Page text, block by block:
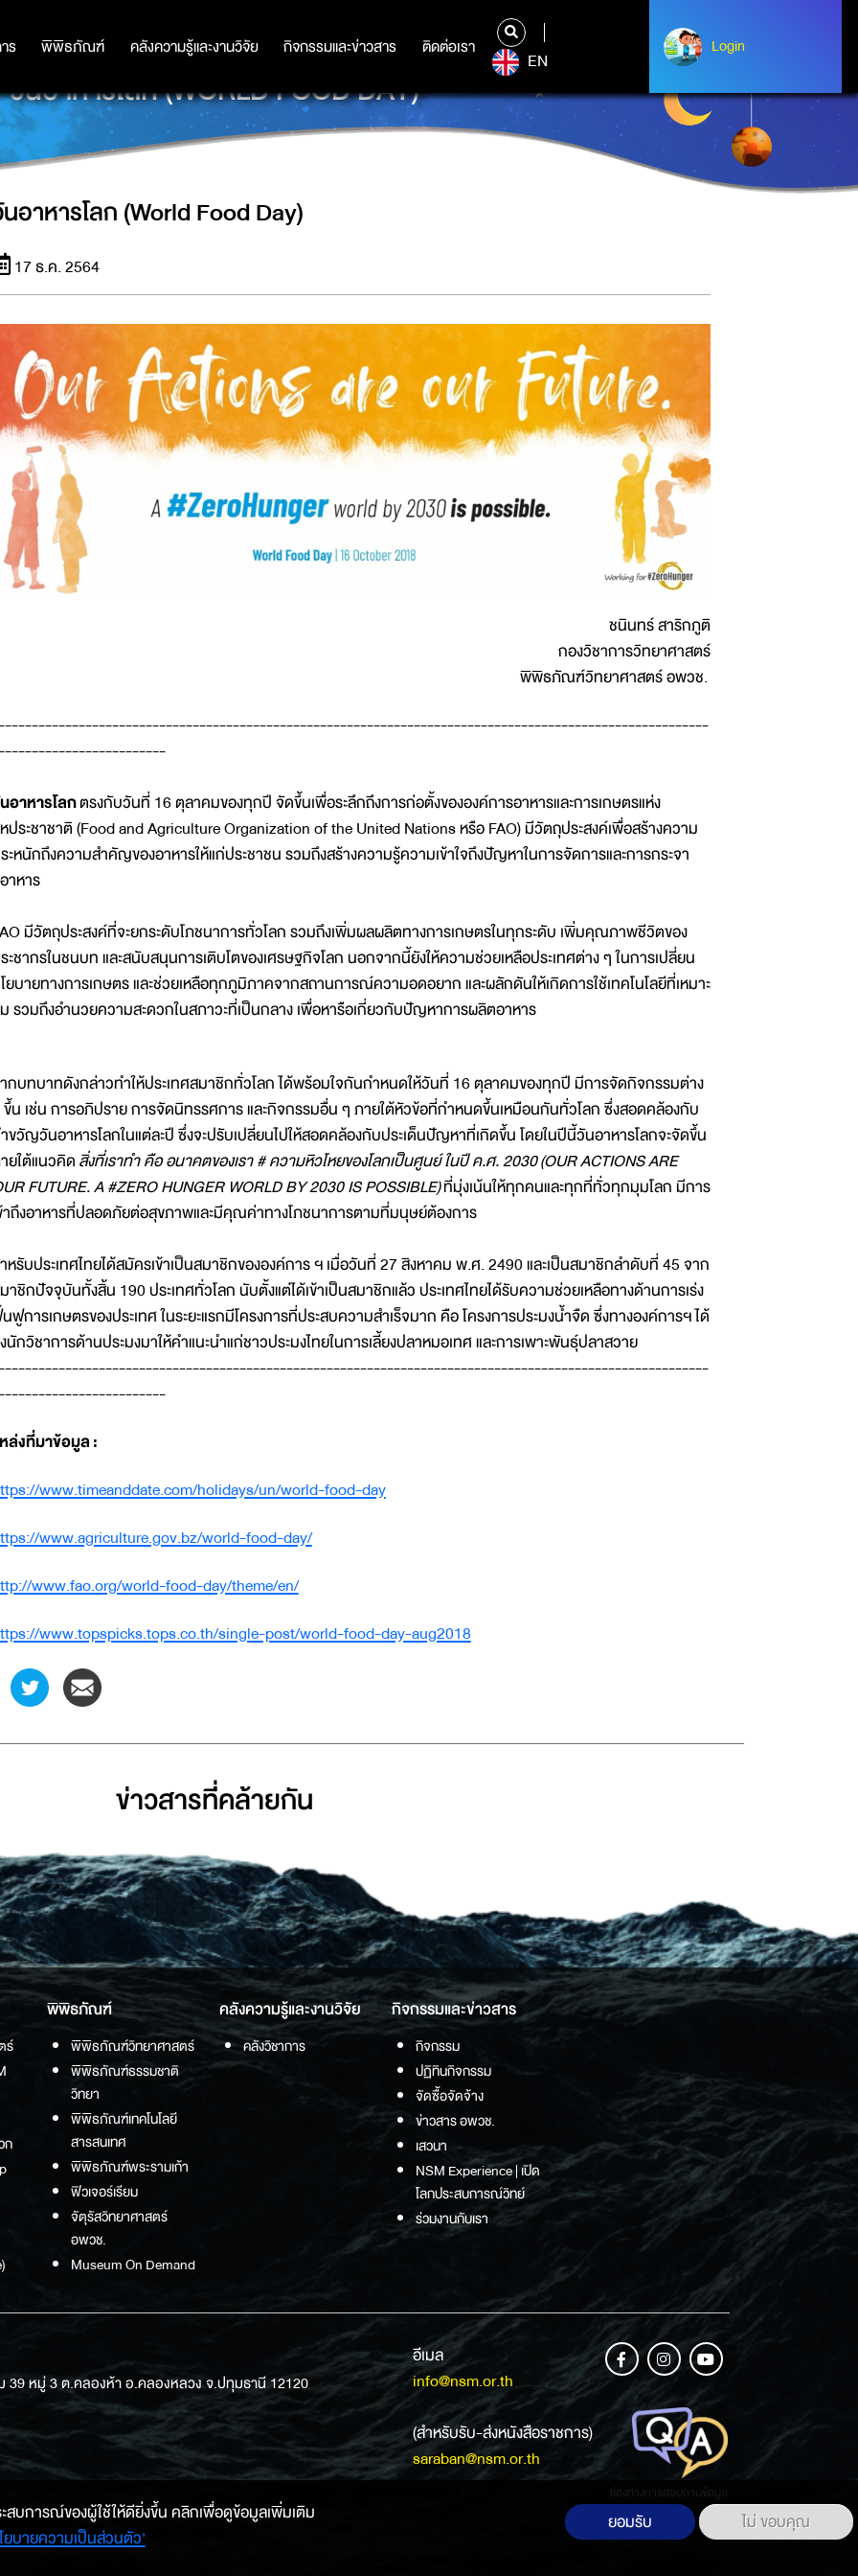
ร พิพิธภัณฑ์ คลังความรู้และงานวิจัย กิจกรรมและข่าวสาร ติดต่อเรา
ร พิพิธภัณฑ์ คลังความรู้และงานวิจัย กิจกรรมและข่าวสาร ติดต่อเรา
EN
Login
Login
วันอาหารโลก (WORLD FOOD DAY)
อาหารโลก (World Food Day)
17 ธ.ค. 2564
ชนินทร์ สาริกภูติ
กองวิชาการวิทยาศาสตร์
พิพิธภัณฑ์วิทยาศาสตร์ อพวช.
อาหารโลกตรงกับวันที่ 16 ตุลาคมของทุกปี จัดขึ้นเพื่อระลึกถึงการก่อตั้งขององค์การอาหารและการเกษตรแห่ง
ประชาชาติ (Food and Agriculture Organization of the United Nations หรือ FAO) มีวัตถุประสงค์เพื่อสร้างความ
ะหนักถึงความสำคัญของอาหารให้แก่ประชาชน รวมถึงสร้างความรู้ความเข้าใจถึงปัญหาในการจัดการและการกระจา
าหาร
มีวัตถุประสงค์ที่จะยกระดับโภชนาการทั่วโลก รวมถึงเพิ่มผลผลิตทางการเกษตรในทุกระดับ เพิ่มคุณภาพชีวิตของ
ะชากรในชนบท และสนับสนุนการเติบโตของเศรษฐกิจโลก นอกจากนี้ยังให้ความช่วยเหลือประเทศต่าง ๆ ในการเปลี่ยน
ยบายทางการเกษตร และช่วยเหลือทุกภูมิภาคจากสถานการณ์ความอดอยาก และผลักดันให้เกิดการใช้เทคโนโลยีที่เหมาะ
รวมถึงอำนวยความสะดวกในสภาวะที่เป็นกลาง เพื่อหารือเกี่ยวกับปัญหาการผลิตอาหาร
กบทบาทดังกล่าวทำให้ประเทศสมาชิกทั่วโลก ได้พร้อมใจกันกำหนดให้วันที่ 16 ตุลาคมของทุกปี มีการจัดกิจกรรมต่าง
น เช่น การอภิปราย การจัดนิทรรศการ และกิจกรรมอื่น ๆ ภายใต้หัวข้อที่กำหนดขึ้นเหมือนกันทั่วโลก ซึ่งสอดคล้องกับ
ขวัญวันอาหารโลกในแต่ละปี ซึ่งจะปรับเปลี่ยนไปให้สอดคล้องกับประเด็นปัญหาที่เกิดขึ้น โดยในปีนี้วันอาหารโลกจะจัดขึ้น
ยใต้แนวคิดสิ่งที่เราทำ คือ อนาคตของเรา # ความหิวโหยของโลกเป็นศูนย์ ในปี ค.ศ. 2030(OUR ACTIONS ARE
FUTURE. A #ZERO HUNGER WORLD BY 2030 IS POSSIBLE)ที่มุ่งเน้นให้ทุกคนและทุกที่ทั่วทุกมุมโลก มีการ
าถึงอาหารที่ปลอดภัยต่อสุขภาพและมีคุณค่าทางโภชนาการตามที่มนุษย์ต้องการ
หรับประเทศไทยได้สมัครเข้าเป็นสมาชิกขององค์การ ฯ เมื่อวันที่ 27 สิงหาคม พ.ศ. 2490 และเป็นสมาชิกลำดับที่ 45 จาก
าชิกปัจจุบันทั้งสิ้น 190 ประเทศทั่วโลก นับตั้งแต่ได้เข้าเป็นสมาชิกแล้ว ประเทศไทยได้รับความช่วยเหลือทางด้านการเร่ง
ฟูการเกษตรของประเทศ ในระยะแรกมีโครงการที่ประสบความสำเร็จมาก คือ โครงการประมงน้ำจืด ซึ่งทางองค์การฯ ได้
นักวิชาการด้านประมงมาให้คำแนะนำแก่ชาวประมงไทยในการเลี้ยงปลาหมอเทศ และการเพาะพันธุ์ปลาสวาย
ล่งที่มาข้อมูล:
www.timeanddate.com/holidays/un/world-food-day
www.agriculture.gov.bz/world-food-day/
www.fao.org/world-food-day/theme/en/
www.topspicks.tops.co.th/single-post/world-food-day-aug2018
ข่าวสารที่่คล้ายกัน
ร์
ก
พิพิธภัณฑ์
พิพิธภัณฑ์วิทยาศาสตร์
พิพิธภัณฑ์ธรรมชาติ
วิทยา
พิพิธภัณฑ์เทคโนโลยี
สารสนเทศ
พิพิธภัณฑ์พระรามเก้า
ฟิวเจอร์เรียม
จัตุรัสวิทยาศาสตร์
อพวช.
Museum On Demand
คลังความรู้และงานวิจัย
คลังวิชาการ
กิจกรรมและข่าวสาร
กิจกรรม
ปฏิทินกิจกรรม
จัดซื้อจัดจ้าง
ข่าวสาร อพวช.
เสวนา
NSM Experience | เปิด
โลกประสบการณ์วิทย์
ร่วมงานกับเรา
39 หมู่ 3 ต.คลองห้า อ.คลองหลวง จ.ปทุมธานี 12120
อีเมล
info@nsm.or.th
(สำหรับรับ-ส่งหนังสือราชการ)
saraban@nsm.or.th
ช่องทางการสอบถามข้อมูล
สบการณ์ของผู้ใช้ให้ดียิ่งขึ้น คลิกเพื่อดูข้อมูลเพิ่มเติม
ยบายความเป็นส่วนตัว'
ยอมรับ ไม่ ขอบคุณ